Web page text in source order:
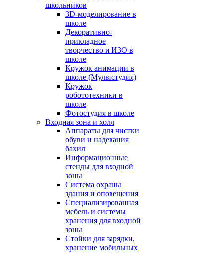
школьников
3D-моделирование в
школе
Декоративно-
прикладное
творчество и ИЗО в
школе
Кружок анимации в
школе (Мультстудия)
Кружок
робототехники в
школе
Фотостудия в школе
Входная зона и холл
Аппараты для чистки
обуви и надевания
бахил
Информационные
стенды для входной
зоны
Система охраны
здания и оповещения
Специализированная
мебель и системы
хранения для входной
зоны
Стойки для зарядки,
хранение мобильных